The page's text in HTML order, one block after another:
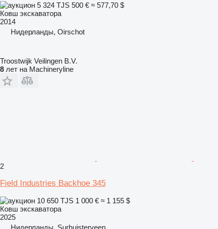
5 324 TJS 500 € ≈ 577,70 $
Ковш экскаватора
2014
Нидерланды, Oirschot
Troostwijk Veilingen B.V.
8 лет на Machineryline
2
Field Industries Backhoe 345
10 650 TJS 1 000 € ≈ 1 155 $
Ковш экскаватора
2025
Нидерланды, Surhuisterveen